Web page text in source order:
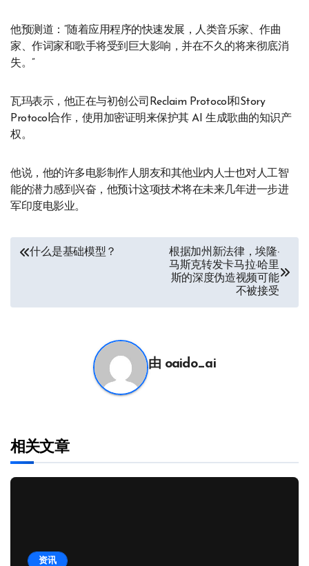
他预测道：“随着应用程序的快速发展，人类音乐家、作曲
家、作词家和歌手将受到巨大影响，并在不久的将来彻底消
失。”
瓦玛表示，他正在与初创公司Reclaim Protocol和Story
Protocol合作，使用加密证明来保护其 AI 生成歌曲的知识产
权。
他说，他的许多电影制作人朋友和其他业内人士也对人工智
能的潜力感到兴奋，他预计这项技术将在未来几年进一步进
军印度电影业。
文 什么是基础模型？
根据加州新法律，埃隆·
马斯克转发卡马拉·哈里
斯的深度伪造视频可能
不被接受
由 oaido_ai
相关文章
资讯